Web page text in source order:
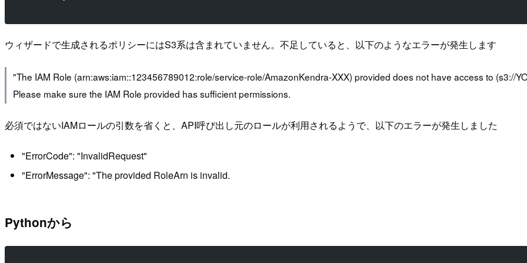
ウィザードで生成されるポリシーにはS3系は含まれていません。不足していると、以下のようなエラーが発生します
"The IAM Role (arn:aws:iam::123456789012:role/service-role/AmazonKendra-XXX) provided does not have access to (s3://
Please make sure the IAM Role provided has sufficient permissions.
必須ではないIAMロールの引数を省くと、API呼び出し元のロールが利用されるようで、以下のエラーが発生しました
"ErrorCode": "InvalidRequest"
"ErrorMessage": "The provided RoleArn is invalid.
Pythonから